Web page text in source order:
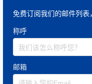
免费订阅我们的邮件列表
称呼
邮箱